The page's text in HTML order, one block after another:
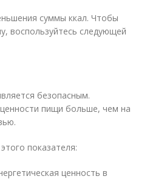
суммы ккал. Чтобы
воспользуйтесь следующей
безопасным.
пищи больше, чем на
показателя:
ценность в